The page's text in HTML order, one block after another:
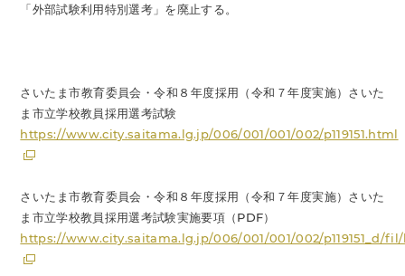
「外部試験利用特別選考」を廃止する。
さいたま市教育委員会・令和８年度採用（令和７年度実施）さいた
ま市立学校教員採用選考試験
https://www.city.saitama.lg.jp/006/001/001/002/p119151.html
さいたま市教育委員会・令和８年度採用（令和７年度実施）さいた
ま市立学校教員採用選考試験実施要項（PDF）
https://www.city.saitama.lg.jp/006/001/001/002/p119151_d/